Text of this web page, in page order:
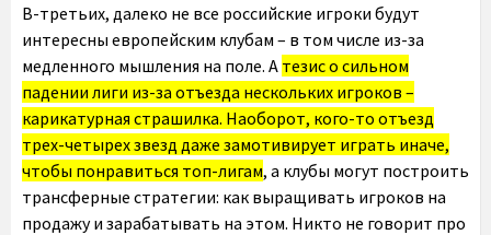
В-третьих, далеко не все российские игроки будут
интересны европейским клубам – в том числе из-за
медленного мышления на поле. А тезис о сильном
падении лиги из-за отъезда нескольких игроков –
карикатурная страшилка. Наоборот, кого-то отъезд
трех-четырех звезд даже замотивирует играть иначе,
чтобы понравиться топ-лигам, а клубы могут построить
трансферные стратегии: как выращивать игроков на
продажу и зарабатывать на этом. Никто не говорит про